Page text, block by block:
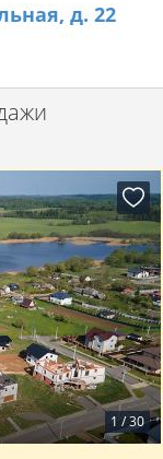
д. 22
1 /30